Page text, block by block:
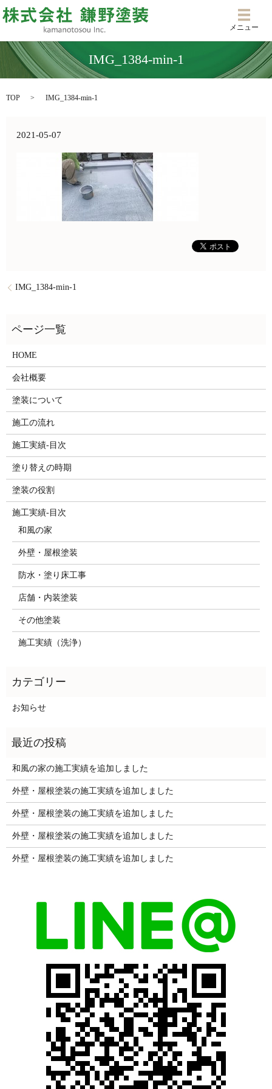
メニ
メニュー
IMG_1384-min-1
TOP IMG_1384-min-1
2021-05-07
IMG_1384-min-1
HOME
会社概要
塗装について
施工の流れ
施工実績-目次
塗り替えの時期
塗装の役割
施工実績-目次
和風の家
外壁・屋根塗装
防水・塗り床工事
店舗・内装塗装
その他塗装
施工実績（洗浄）
お知らせ
和風の家の施工実績を追加しました
外壁・屋根塗装の施工実績を追加しました
外壁・屋根塗装の施工実績を追加しました
外壁・屋根塗装の施工実績を追加しました
外壁・屋根塗装の施工実績を追加しました